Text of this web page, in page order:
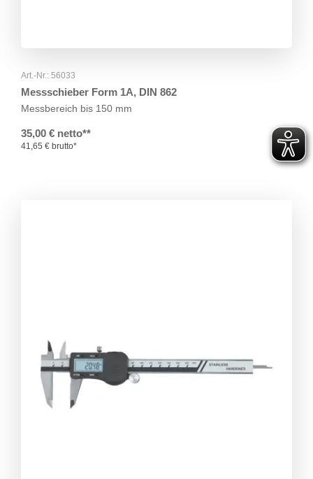
Art.-Nr.: 56033
Messschieber Form 1A, DIN 862
Messbereich bis 150 mm
35,00 € netto**
41,65 € brutto*